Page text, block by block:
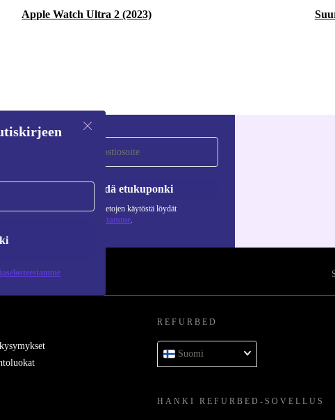
Apple Watch Ultra 2 (2023)
Pyydä etukuponki
Lisätietoja henkilötietojen käytöstä löydät
tietosuojaselosteestamme.
REFURBED
Suomi
HANKI REFURBED-SOVELLUS